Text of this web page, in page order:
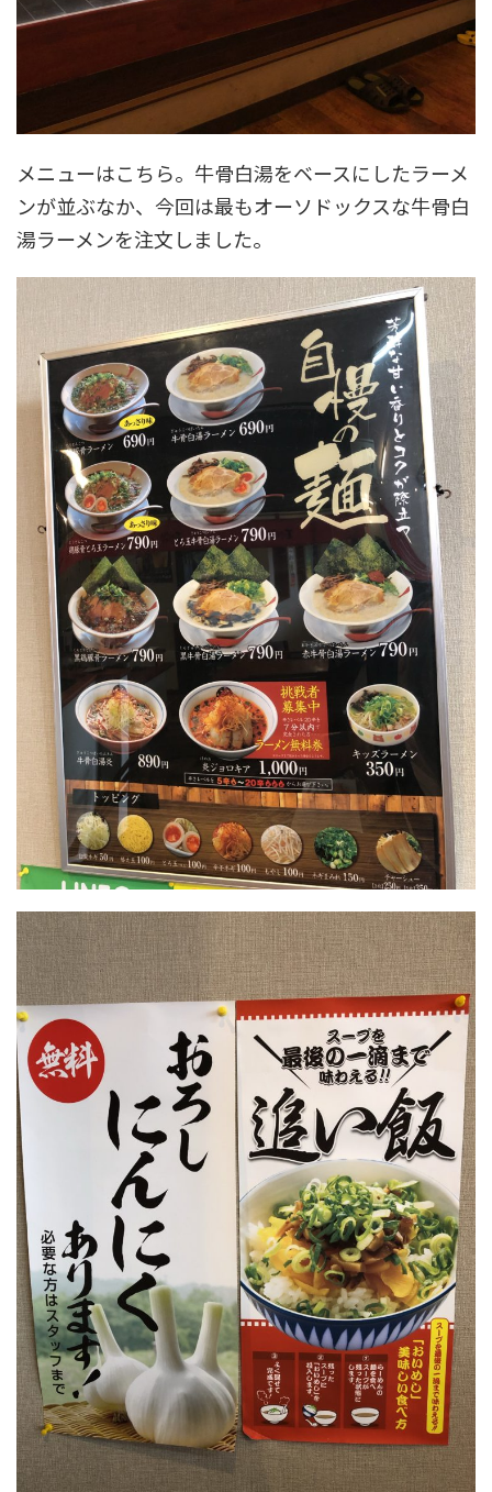
メニューはこちら。牛骨白湯をベースにしたラーメ
ンが並ぶなか、今回は最もオーソドックスな牛骨白
湯ラーメンを注文しました。